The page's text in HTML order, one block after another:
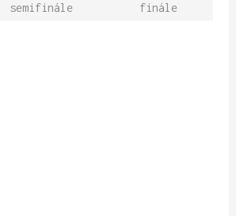
semifinále finále